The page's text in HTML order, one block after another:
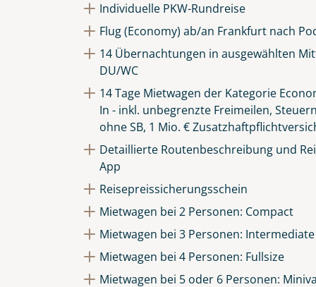
Individuelle PKW-Rundreise
Flug (Economy) ab/an Frankfurt nach
14 Übernachtungen in ausgewählten
DU/WC
14 Tage Mietwagen der Kategorie
In - inkl. unbegrenzte Freimeilen,
ohne SB, 1 Mio. €
Detaillierte Routenbeschreibung und
App
Reisepreissicherungsschein
Mietwagen bei 2 Personen: Compact
Mietwagen bei 3 Personen: Intermediate
Mietwagen bei 4 Personen: Fullsize
Mietwagen bei 5 oder 6 Personen: